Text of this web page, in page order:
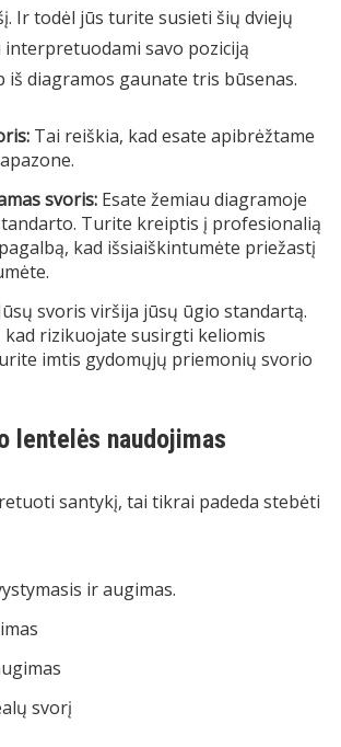
Ir todėl jūs turite susieti šių dviejų
savo poziciją
iš diagramos gaunate tris būsenas.
Tai reiškia, kad esate apibrėžtame
svoris: Esate žemiau diagramoje
Turite kreiptis į profesionalią
kad išsiaiškintumėte priežastį
svoris viršija jūsų ūgio standartą.
kad rizikuojate susirgti keliomis
imtis gydomųjų priemonių svorio
lentelės naudojimas
santykį, tai tikrai padeda stebėti
ir augimas.
svorį